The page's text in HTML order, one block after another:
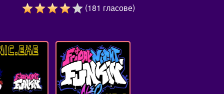
(181 гласове)